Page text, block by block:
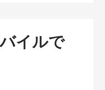
イルで